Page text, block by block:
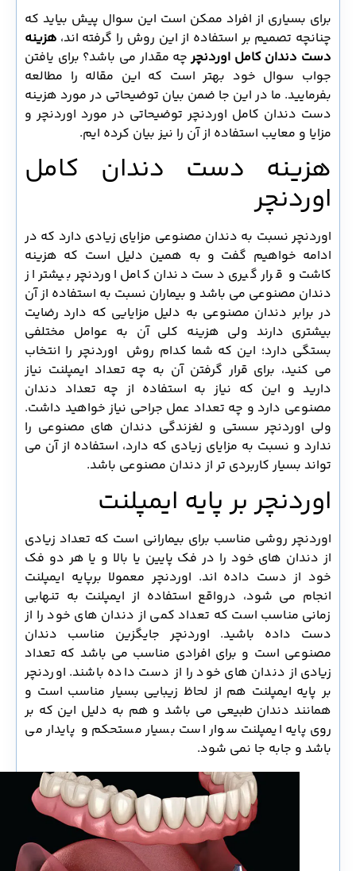
برای بسیاری از افراد ممکن است این سوال پیش بیاید که
چنانچه تصمیم بر استفاده از این روش را گرفته اند،هزینه
دست دندان کامل اوردنچرچه مقدار می باشد؟ برای یافتن
جواب سوال خود بهتر است که این مقاله را مطالعه
بفرمایید. ما در این جا ضمن بیان توضیحاتی در مورد هزینه
دست دندان کامل اوردنچر توضیحاتی در مورد اوردنچر و
مزایا و معایب استفاده از آن را نیز بیان کرده ایم.
هزینه دست دندان کامل
اوردنچر
اوردنچر نسبت به دندان مصنوعی مزایای زیادی دارد که در
ادامه خواهیم گفت و به همین دلیل است که هزینه
کاشت و قرار گیری دست دندان کامل اوردنچر بیشتر از
دندان مصنوعی می باشد و بیماران نسبت به استفاده از آن
در برابر دندان مصنوعی به دلیل مزایایی که دارد رضایت
بیشتری دارند ولی هزینه کلی آن به عوامل مختلفی
بستگی دارد؛ این که شما کدام روش اوردنچر را انتخاب
می کنید، برای قرار گرفتن آن به چه تعداد ایمپلنت نیاز
دارید و این که نیاز به استفاده از چه تعداد دندان
مصنوعی دارد و چه تعداد عمل جراحی نیاز خواهید داشت.
ولی اوردنچر سستی و لغزندگی دندان های مصنوعی را
ندارد و نسبت به مزایای زیادی که دارد، استفاده از آن می
تواند بسیار کاربردی تر از دندان مصنوعی باشد.
اوردنچر بر پایه ایمپلنت
اوردنچر روشی مناسب برای بیمارانی است که تعداد زیادی
از دندان های خود را در فک پایین یا بالا و یا هر دو فک
خود از دست داده اند. اوردنچر معمولا برپایه ایمپلنت
انجام می شود، درواقع استفاده از ایمپلنت به تنهابی
زمانی مناسب است که تعداد کمی از دندان های خود را از
دست داده باشید. اوردنچر جایگزین مناسب دندان
مصنوعی است و برای افرادی مناسب می باشد که تعداد
زیادی از دندان های خود را از دست داده باشند. اوردنچر
بر پایه ایمپلنت هم از لحاظ زیبایی بسیار مناسب است و
همانند دندان طبیعی می باشد و هم به دلیل این که بر
روی پایه ایمپلنت سوار است بسیار مستحکم و پایدار می
باشد و جابه جا نمی شود.